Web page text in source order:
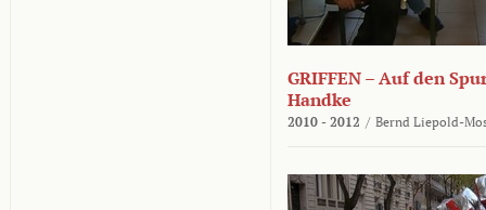
GRIFFEN – Auf den
Handke
2010 - 2012 / Bernd Liepold-